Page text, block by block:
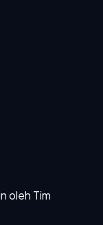
oleh Tim